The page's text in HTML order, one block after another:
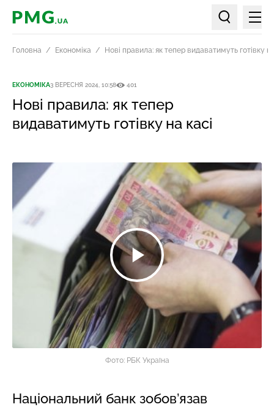
PMG.ua
Пошук по
Головна Економіка Нові правила: як тепер видаватимуть готівку
ЕКОНОМІКА3 ВЕРЕСНЯ 2024, 10:58 401
Нові правила: як тепер
видаватимуть готівку на касі
Фото: РБК Україна
Національний банк зобов’язав